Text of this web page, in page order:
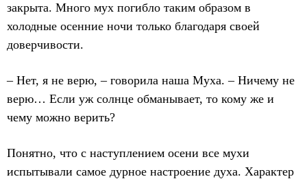
закрыта. Много мух погибло таким образом в
холодные осенние ночи только благодаря своей
доверчивости.
– Нет, я не верю, – говорила наша Муха. – Ничему не
верю… Если уж солнце обманывает, то кому же и
чему можно верить?
Понятно, что с наступлением осени все мухи
испытывали самое дурное настроение духа. Характер